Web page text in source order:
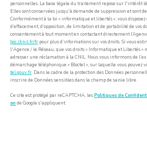
personnelles. La base légale du traitement repose sur l'intérêt
Elles sont conservées jusqu'à demande de suppression et sont
Conformément à la loi « informatique et libertés », vous disposez
d’effacement, d’opposition, de limitation et de portabilité de vos
consentement à tout moment en contactant directement
tps://cnil.fr/fr pour plus d’informations sur vos droits. Si vous
l'Agence / le Réseau, que vos droits « Informatique et Libertés »
adresser une réclamation à la CNIL. Nous vous informons de
démarchage téléphonique « Bloctel », sur laquelle vous pouvez
tel.gouv.fr. Dans le cadre de la protection des Données
inscrire de Données sensibles dans le champ de saisie libre.
Ce site est protégé par reCAPTCHA, lesPolitiques de
on de Google s'appliquent.